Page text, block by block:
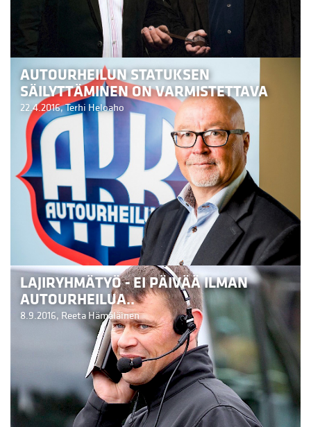
AUTOURHEILUN STATUKSEN
SÄILYTTÄMINEN ON VARMISTETTAVA
22.4.2016,Terhi Heloaho
LAJIRYHMÄTYÖ - EI PÄIVÄÄ ILMAN
AUTOURHEILUA..
8.9.2016, Reeta Hämäläinen